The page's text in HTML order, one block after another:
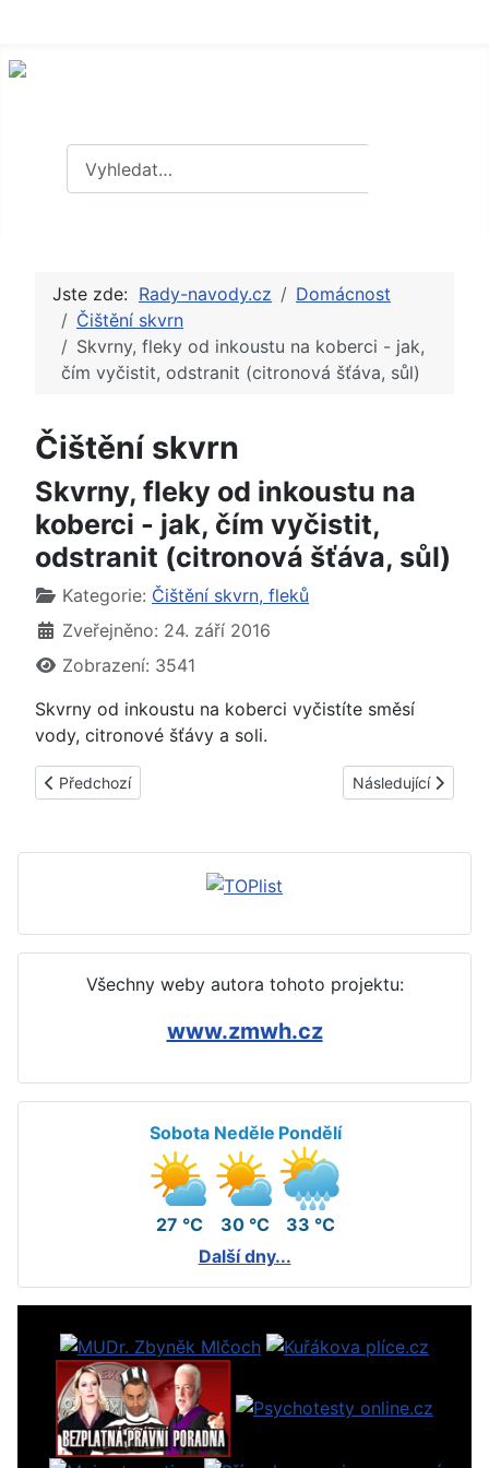
Jste zde: Rady-navody.cz
Domácnost
Čištění skvrn
Skvrny, fleky od inkoustu na koberci - jak,
čím vyčistit, odstranit (citronová šťáva, sůl)
Čištění skvrn
Skvrny, fleky od inkoustu na
koberci - jak, čím vyčistit,
odstranit (citronová šťáva, sůl)
Základní údaje
Kategorie: Čištění skvrn, fleků
Zveřejněno: 24. září 2016
Zobrazení: 3541
Skvrny od inkoustu na koberci vyčistíte směsí
vody, citronové šťávy a soli.
Předchozí článek: Skvrny, fleky od smetany na koberci - jak,
Předchozí Další článek:
Následující
Všechny weby autora tohoto projektu:
www.zmwh.cz
Sobota
27 °C
Neděle
30 °C
Pondělí
33 °C
Další dny...